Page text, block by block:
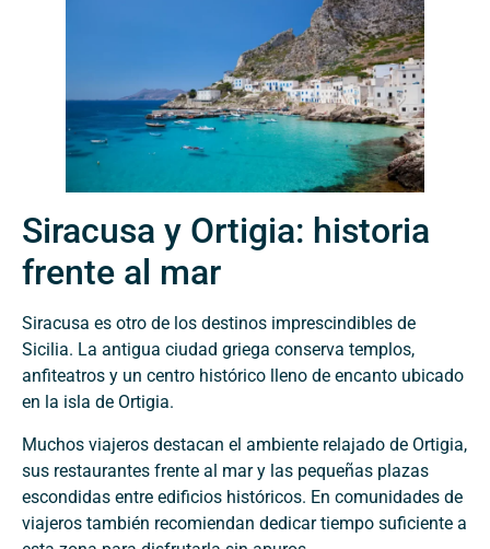
Siracusa y Ortigia: historia
frente al mar
Siracusa es otro de los destinos imprescindibles de
Sicilia. La antigua ciudad griega conserva templos,
anfiteatros y un centro histórico lleno de encanto ubicado
en la isla de Ortigia.
Muchos viajeros destacan el ambiente relajado de Ortigia,
sus restaurantes frente al mar y las pequeñas plazas
escondidas entre edificios históricos. En comunidades de
viajeros también recomiendan dedicar tiempo suficiente a